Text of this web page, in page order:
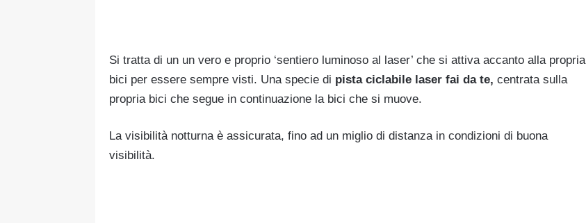
Si tratta di un un vero e proprio ‘sentiero luminoso al laser’ che si attiva accanto alla propria
bici per essere sempre visti. Una specie di pista ciclabile laser fai da te, centrata sulla
propria bici che segue in continuazione la bici che si muove.
La visibilità notturna è assicurata, fino ad un miglio di distanza in condizioni di buona
visibilità.